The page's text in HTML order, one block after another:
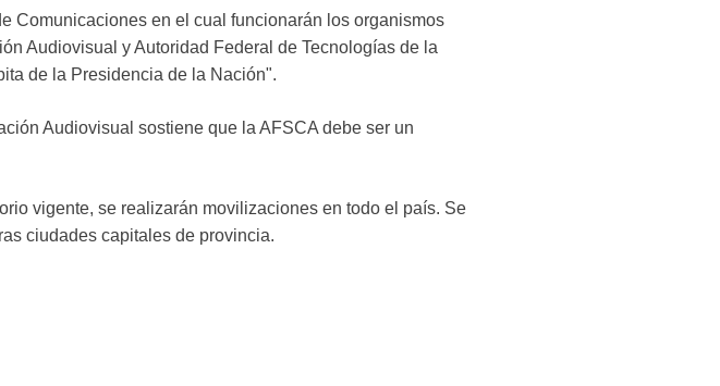
Comunicaciones en el cual funcionarán los organismos
Audiovisual y Autoridad Federal de Tecnologías de la
de la Presidencia de la Nación".
Audiovisual sostiene que la AFSCA debe ser un
vigente, se realizarán movilizaciones en todo el país. Se
ciudades capitales de provincia.